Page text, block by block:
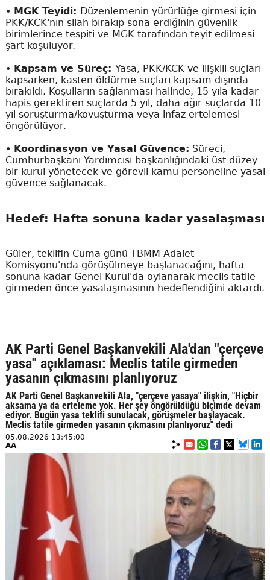
• MGK Teyidi: Düzenlemenin yürürlüğe girmesi için
PKK/KCK'nın silah bırakıp sona erdiğinin güvenlik
birimlerince tespiti ve MGK tarafından teyit edilmesi
şart koşuluyor.
• Kapsam ve Süreç: Yasa, PKK/KCK ve ilişkili suçları
kapsarken, kasten öldürme suçları kapsam dışında
bırakıldı. Koşulların sağlanması halinde, 15 yıla kadar
hapis gerektiren suçlarda 5 yıl, daha ağır suçlarda 10
yıl soruşturma/kovuşturma veya infaz ertelemesi
öngörülüyor.
• Koordinasyon ve Yasal Güvence: Süreci,
Cumhurbaşkanı Yardımcısı başkanlığındaki üst düzey
bir kurul yönetecek ve görevli kamu personeline yasal
güvence sağlanacak.
Hedef: Hafta sonuna kadar yasalaşması
Güler, teklifin Cuma günü TBMM Adalet
Komisyonu'nda görüşülmeye başlanacağını, hafta
sonuna kadar Genel Kurul'da oylanarak meclis tatile
girmeden önce yasalaşmasının hedeflendiğini aktardı.
AK Parti Genel Başkanvekili Ala'dan "çerçeve
yasa" açıklaması: Meclis tatile girmeden
yasanın çıkmasını planlıyoruz
AK Parti Genel Başkanvekili Ala, "çerçeve yasaya" ilişkin, "Hiçbir
aksama ya da erteleme yok. Her şey öngörüldüğü biçimde devam
ediyor. Bugün yasa teklifi sunulacak, görüşmeler başlayacak.
Meclis tatile girmeden yasanın çıkmasını planlıyoruz" dedi
05.08.2026 13:45:00
AA